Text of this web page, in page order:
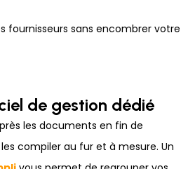
fournisseurs sans encombrer votre
de gestion dédié
les documents en fin de
compiler au fur et à mesure. Un